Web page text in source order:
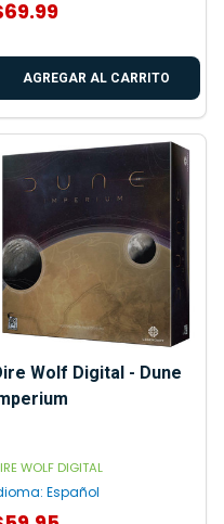
AGREGAR AL CARRITO
Wolf Digital - Dune
WOLF DIGITAL
Español